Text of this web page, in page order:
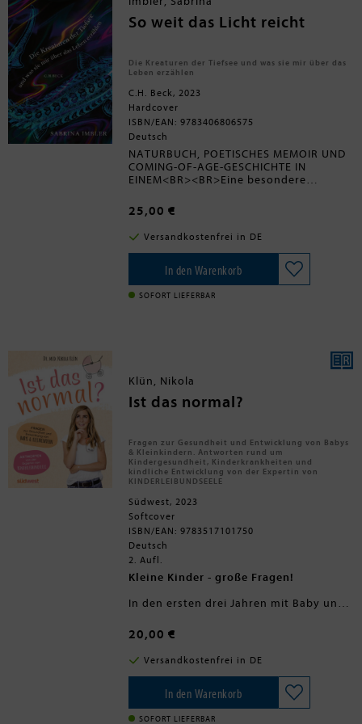
entzaubert Dr. Google und gibt viele
Ratschläge und Tipps: ebenso
So weit das Licht reicht
Die Kreaturen der Tiefsee und was sie mir über das
Leben erzählen
C.H. Beck, 2023
Hardcover
ISBN/EAN: 9783406806575
Deutsch
NATURBUCH, POETISCHES MEMOIR UND
COMING-OF-AGE-GESCHICHTE IN
EINEM<BR><BR>Eine besondere
geheimnisvollsten Kreaturen der Tiefsee
aus, die verborgen vor den Augen der
Welt ein Dasein fernab vom Sonnenlicht
fristen. Weißhaarige Yeti-Krabben,
unsterbliche Quallen, wilde Goldfische,
hungernde Tiefseekraken und hybride
Schmetterlingsfische in jedem Kapitel
verbindet Sabrina Imbler
Sexualität, Migration, Gemeinschaft und
Umweltzerstörung. Dabei entsteht ein
dichtes Geflecht aus
meeresbiologischen Fakten und
weit das Licht reicht' ist ein
faszinierender Tauchgang von der
Oberfläche bis zum Meeresgrund und
nicht zuletzt ein Plädoyer für neue
erstaunlichen Kreaturen, die sie
beherbergt. <BR> <BR>
Angeles Times Book Prize 2023 -
Ein starkes, kluges, sensationell
gut geschriebenes Debüt -
Poetisch, tiefgründig, queer!<BR>
25,00 €
Versandkostenfrei in DE
In den Warenkorb
SOFORT LIEFERBAR
Klün, Nikola
Ist das normal?
Fragen zur Gesundheit und Entwicklung von Babys
& Kleinkindern. Antworten rund um
Kindergesundheit, Kinderkrankheiten und
kindliche Entwicklung von der Expertin von
KINDERLEIBUNDSEELE
Südwest, 2023
Softcover
ISBN/EAN: 9783517101750
Deutsch
2. Aufl.
Kleine Kinder - große Fragen!
In den ersten drei Jahren mit Baby und
wieder ähnliche Fragen zur Gesundheit
und Entwicklung. Erstaunlicherweise
sind die Antworten oft gar nicht so
leicht zu finden. In der Kinderarztpraxis
ist wenig Zeit, im Internet wimmelt es
von verwirrenden, teils
widersprüchlichen Aussagen und wen
fragt man, wenn das Baby ausgerechnet
20,00 €
Versandkostenfrei in DE
In den Warenkorb
SOFORT LIEFERBAR